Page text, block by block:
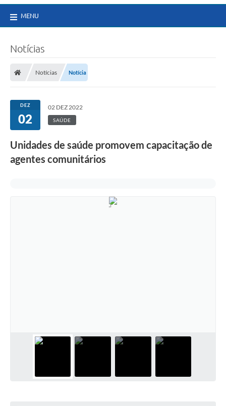
MENU
Notícias
Notícias Notícia
DEZ
02
02 DEZ 2022
SAÚDE
Unidades de saúde promovem capacitação de
agentes comunitários